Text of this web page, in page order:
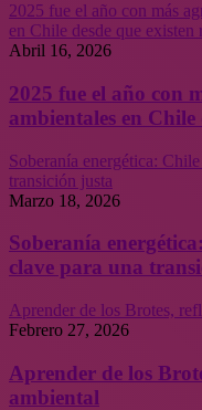
2025 fue el año con más
en Chile desde que existen
Abril 16, 2026
2025 fue el año con
ambientales en Chile
Soberanía energética:
transición justa
Marzo 18, 2026
Soberanía
clave para una
Aprender de los Brotes,
Febrero 27, 2026
Aprender de los
ambiental